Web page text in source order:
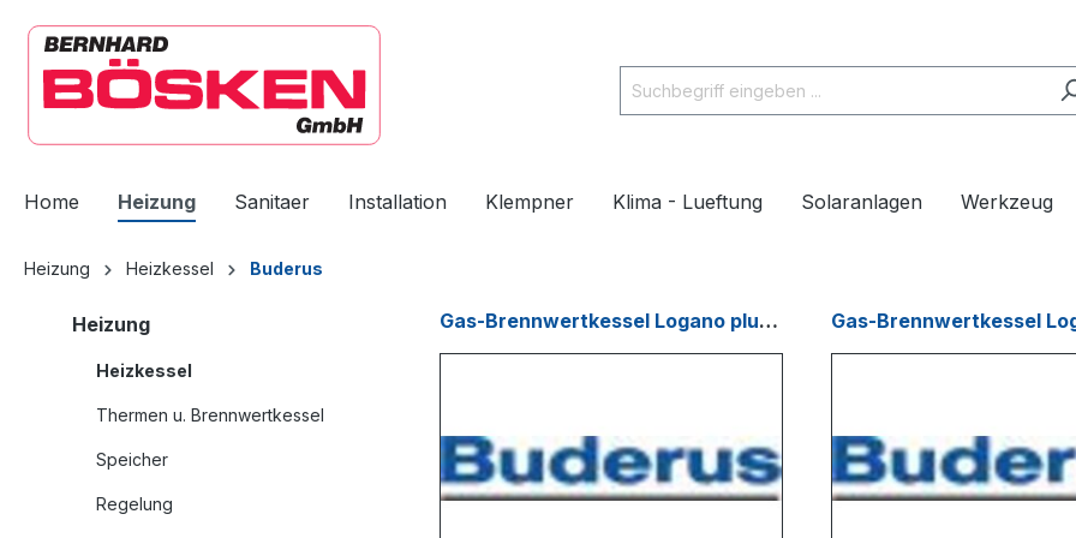
Zur Hauptnavigation springen
Home Heizung Sanitaer Installation Klempner Klima - Lueftung Solaranlagen Werkzeug
Heizung Heizkessel Buderus
Heizung
Heizkessel
Thermen u. Brennwertkessel
Speicher
Regelung
Gas-Brennwertkessel Logano plus GB 202